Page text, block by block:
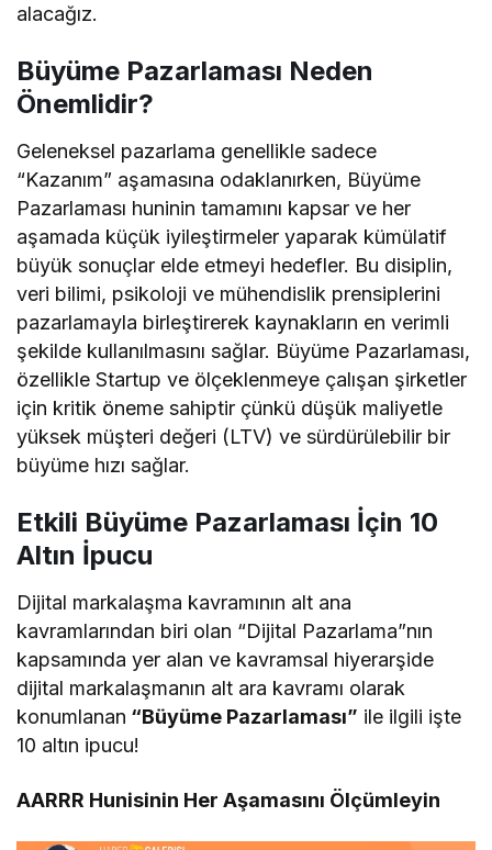
alacağız.
Büyüme Pazarlaması Neden
Önemlidir?
Geleneksel pazarlama genellikle sadece
“Kazanım” aşamasına odaklanırken, Büyüme
Pazarlaması huninin tamamını kapsar ve her
aşamada küçük iyileştirmeler yaparak kümülatif
büyük sonuçlar elde etmeyi hedefler. Bu disiplin,
veri bilimi, psikoloji ve mühendislik prensiplerini
pazarlamayla birleştirerek kaynakların en verimli
şekilde kullanılmasını sağlar. Büyüme Pazarlaması,
özellikle Startup ve ölçeklenmeye çalışan şirketler
için kritik öneme sahiptir çünkü düşük maliyetle
yüksek müşteri değeri (LTV) ve sürdürülebilir bir
büyüme hızı sağlar.
Etkili Büyüme Pazarlaması İçin 10
Altın İpucu
Dijital markalaşma kavramının alt ana
kavramlarından biri olan “Dijital Pazarlama”nın
kapsamında yer alan ve kavramsal hiyerarşide
dijital markalaşmanın alt ara kavramı olarak
konumlanan “Büyüme Pazarlaması” ile ilgili işte
10 altın ipucu!
AARRR Hunisinin Her Aşamasını Ölçümleyin